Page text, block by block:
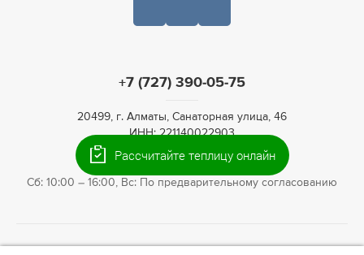
+7 (727) 390-05-75
20499, г. Алматы, Санаторная улица, 46
ИНН: 221140022903
Сб: 10:00 – 16:00, Вс: По предварительному согласованию
Рассчитайте теплицу онлайн